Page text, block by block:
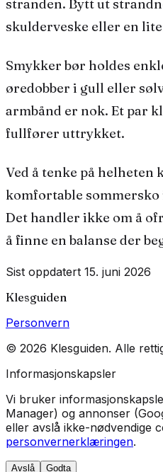
stranden. Bytt ut
skulderveske eller en
Smykker bør holdes
øredobber i gull eller
armbånd er nok. Et par
fullfører uttrykket.
Ved å tenke på
komfortable
Det handler ikke om å
å finne en balanse der
Sist oppdatert 15. juni 2026
Klesguiden
Personvern
© 2026 Klesguiden. Alle
Informasjonskapsler
Vi bruker
Manager) og annonser
eller avslå ikke-nødvendige
personvernerklæringen.
Avslå Godta